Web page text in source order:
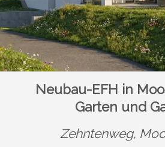
Neubau-EFH in
Garten und
Zehntenweg,